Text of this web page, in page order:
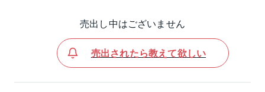
売出し中はございません
売出されたら教えて欲しい